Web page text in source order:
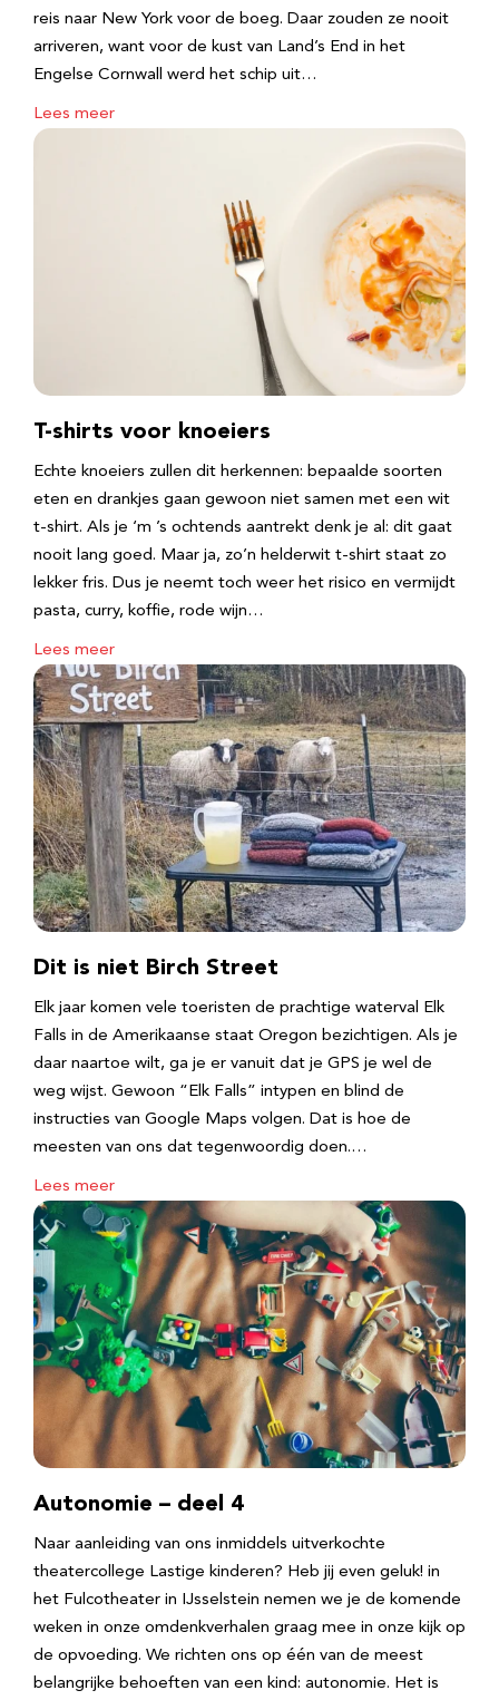
reis naar New York voor de boeg. Daar zouden ze nooit
arriveren, want voor de kust van Land’s End in het
Engelse Cornwall werd het schip uit…
Lees meer
T-shirts voor knoeiers
Echte knoeiers zullen dit herkennen: bepaalde soorten
eten en drankjes gaan gewoon niet samen met een wit
t-shirt. Als je ‘m ’s ochtends aantrekt denk je al: dit gaat
nooit lang goed. Maar ja, zo’n helderwit t-shirt staat zo
lekker fris. Dus je neemt toch weer het risico en vermijdt
pasta, curry, koffie, rode wijn…
Lees meer
Dit is niet Birch Street
Elk jaar komen vele toeristen de prachtige waterval Elk
Falls in de Amerikaanse staat Oregon bezichtigen. Als je
daar naartoe wilt, ga je er vanuit dat je GPS je wel de
weg wijst. Gewoon “Elk Falls” intypen en blind de
instructies van Google Maps volgen. Dat is hoe de
meesten van ons dat tegenwoordig doen.…
Lees meer
Autonomie – deel 4
Naar aanleiding van ons inmiddels uitverkochte
theatercollege Lastige kinderen? Heb jij even geluk! in
het Fulcotheater in IJsselstein nemen we je de komende
weken in onze omdenkverhalen graag mee in onze kijk op
de opvoeding. We richten ons op één van de meest
belangrijke behoeften van een kind: autonomie. Het is